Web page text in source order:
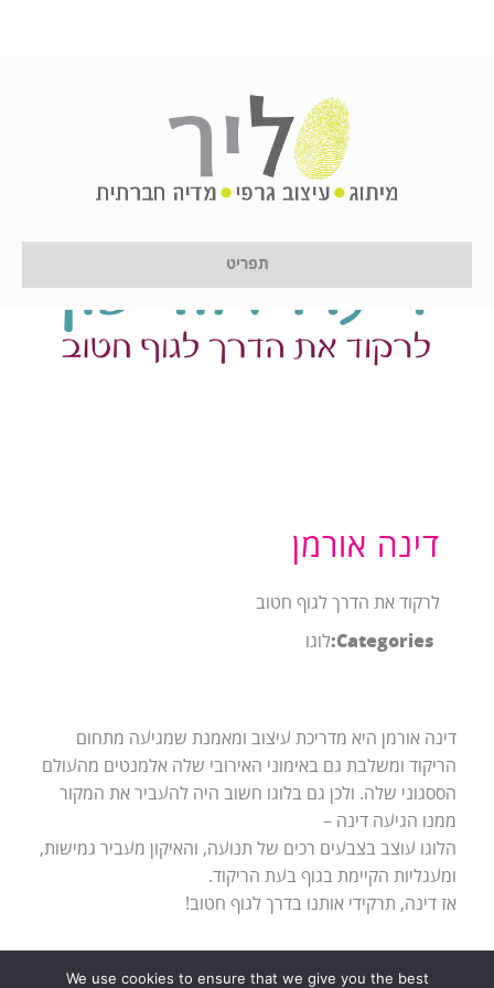
תפריט
דינה אורמן
לרקוד את הדרך לגוף חטוב
Categories: לוגו
דינה אורמן היא מדריכת עיצוב ומאמנת שמגיעה מתחום
הריקוד ומשלבת גם באימוני האירובי שלה אלמנטים מהעולם
הססגוני שלה. ולכן גם בלוגו חשוב היה להעביר את המקור
ממנו הגיעה דינה –
הלוגו עוצב בצבעים רכים של תנועה, והאיקון מעביר גמישות,
ומעגליות הקיימת בגוף בעת הריקוד.
אז דינה, תרקידי אותנו בדרך לגוף חטוב!
We use cookies to ensure that we give you the best